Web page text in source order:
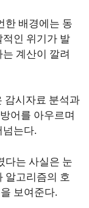
한 배경에는 동
인 위기가 발
계산이 깔려
감시자료 분석과
어를 아우르며
넘는다.
다는 사실은 눈
알고리즘의 호
보여준다.